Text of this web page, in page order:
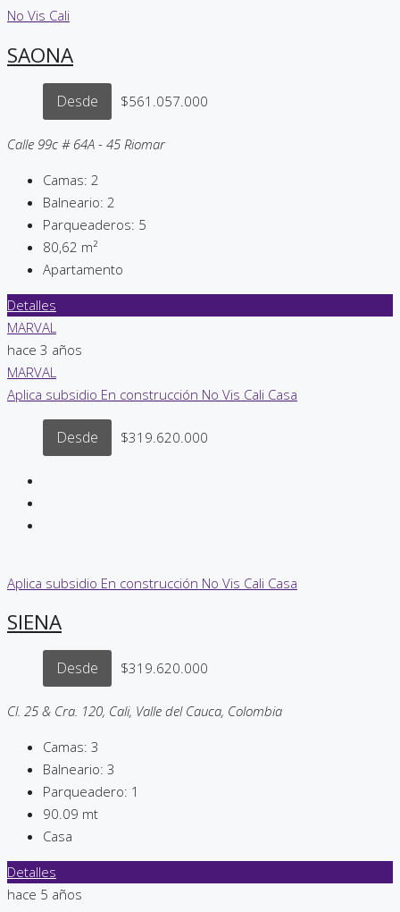
No Vis Cali
SAONA
Desde $561.057.000
Calle 99c # 64A - 45 Riomar
Camas: 2
Balneario: 2
Parqueaderos: 5
80,62 m²
Apartamento
Detalles
MARVAL
hace 3 años
MARVAL
Aplica subsidio En construcción No Vis Cali Casa
Desde $319.620.000
Aplica subsidio En construcción No Vis Cali Casa
SIENA
Desde $319.620.000
Cl. 25 & Cra. 120, Cali, Valle del Cauca, Colombia
Camas: 3
Balneario: 3
Parqueadero: 1
90.09 mt
Casa
Detalles
hace 5 años